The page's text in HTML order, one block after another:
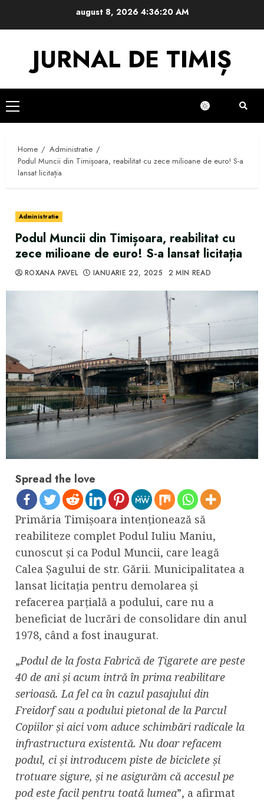
august 8, 20264:36:21 AM
JURNAL DE TIMIȘ
Primary
Menu
Home
Administratie
Podul Muncii din Timișoara, reabilitat cu zece milioane de euro! S-a
lansat licitația
Administratie
Podul Muncii din Timișoara, reabilitat cu
zece milioane de euro! S-a lansat licitația
ROXANA PAVEL IANUARIE 22, 2025 2 MIN READ
Spread the love
Primăria Timișoara intenționează să
reabiliteze complet Podul Iuliu Maniu,
cunoscut și ca Podul Muncii, care leagă
Calea Șagului de str. Gării. Municipalitatea a
lansat licitația pentru demolarea și
refacerea parțială a podului, care nu a
beneficiat de lucrări de consolidare din anul
1978, când a fost inaugurat.
„Podul de la fosta Fabrică de Țigarete are peste
40 de ani și acum intră în prima reabilitare
serioasă. La fel ca în cazul pasajului din
Freidorf sau a podului pietonal de la Parcul
Copiilor și aici vom aduce schimbări radicale la
infrastructura existentă. Nu doar refacem
podul, ci și introducem piste de biciclete și
trotuare sigure, și ne asigurăm că accesul pe
pod este facil pentru toată lumea”, a afirmat